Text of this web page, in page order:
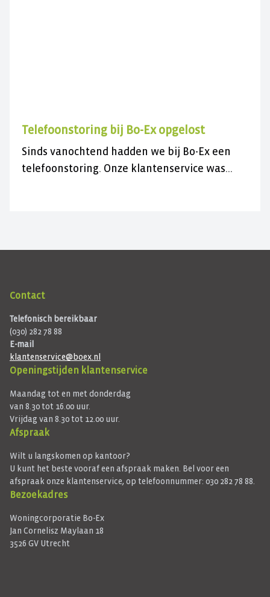
Telefoonstoring bij Bo-Ex opgelost
Sinds vanochtend hadden we bij Bo-Ex een
telefoonstoring. Onze klantenservice was
Contact
Telefonisch bereikbaar
(030) 282 78 88
E-mail
klantenservice@boex.nl
Openingstijden klantenservice
Maandag tot en met donderdag
van 8.30 tot 16.00 uur.
Vrijdag van 8.30 tot 12.00 uur.
Afspraak
Wilt u langskomen op kantoor?
U kunt het beste vooraf een afspraak maken. Bel voor een
afspraak onze klantenservice, op telefoonnummer: 030 282 78 88.
Bezoekadres
Woningcorporatie Bo-Ex
Jan Cornelisz Maylaan 18
3526 GV Utrecht